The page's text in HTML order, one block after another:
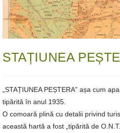
STAȚIUNEA
„STAȚIUNEA PEȘTERA” așa cum
tipărită în anul 1935.
O comoară plină cu detalii privind
această hartă a fost „tipărită de